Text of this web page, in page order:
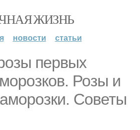
ЖИЗНЬ
новости статьи
первых
Розы и
Советы